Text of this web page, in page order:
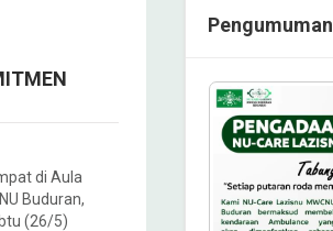
di Aula
Buduran,
(26/5)
Pengumuman